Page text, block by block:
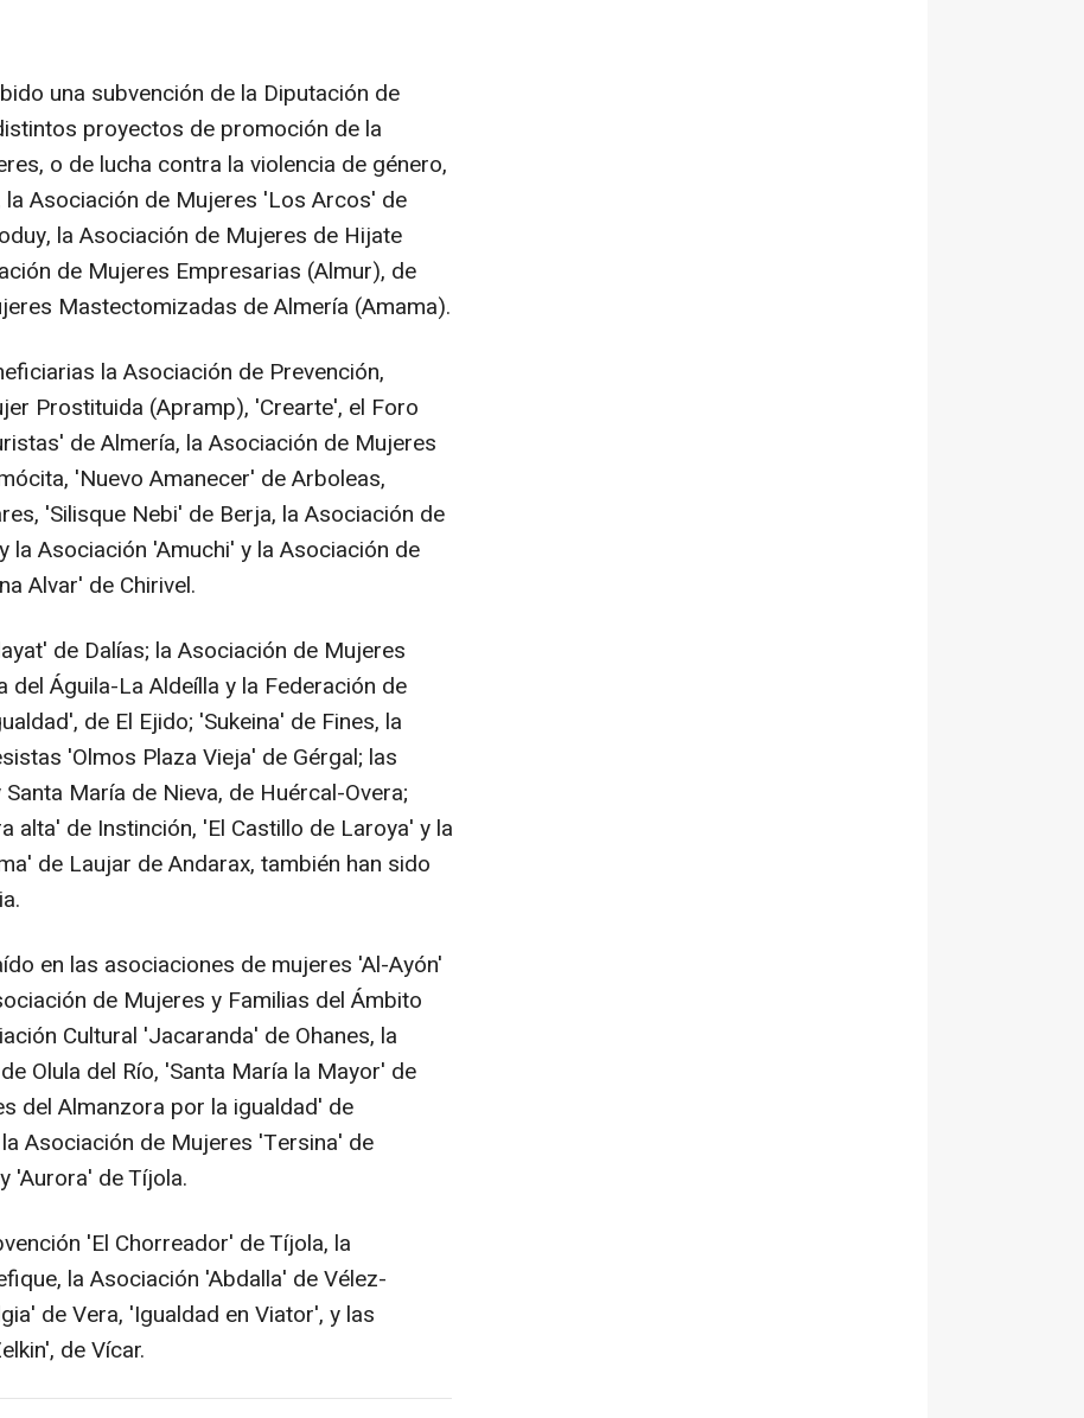
una subvención de la Diputación de
proyectos de promoción de la
o de lucha contra la violencia de género,
la Asociación de Mujeres 'Los Arcos' de
la Asociación de Mujeres de Hijate
de Mujeres Empresarias (Almur), de
Mastectomizadas de Almería (Amama).
la Asociación de Prevención,
Prostituida (Apramp), 'Crearte', el Foro
de Almería, la Asociación de Mujeres
'Nuevo Amanecer' de Arboleas,
'Silisque Nebi' de Berja, la Asociación de
la Asociación 'Amuchi' y la Asociación de
Alvar' de Chirivel.
de Dalías; la Asociación de Mujeres
del Águila-La Aldeílla y la Federación de
de El Ejido; 'Sukeina' de Fines, la
'Olmos Plaza Vieja' de Gérgal; las
María de Nieva, de Huércal-Overa;
alta' de Instinción, 'El Castillo de Laroya' y la
de Laujar de Andarax, también han sido
en las asociaciones de mujeres 'Al-Ayón'
de Mujeres y Familias del Ámbito
Cultural 'Jacaranda' de Ohanes, la
Olula del Río, 'Santa María la Mayor' de
del Almanzora por la igualdad' de
Asociación de Mujeres 'Tersina' de
'Aurora' de Tíjola.
'El Chorreador' de Tíjola, la
la Asociación 'Abdalla' de Vélez-
de Vera, 'Igualdad en Viator', y las
de Vícar.